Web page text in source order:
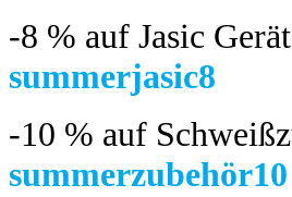
-8 % auf Jasic
summerjasic8
-10 % auf
summerzubehör10